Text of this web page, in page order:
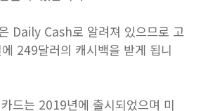
Daily Cash로 알려져 있으므로 고
249달러의 캐시백을 받게 됩니
드는 2019년에 출시되었으며 미